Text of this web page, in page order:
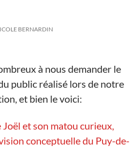
BERNARDIN
à nous demander le
public réalisé lors de notre
et bien le voici:
et son matou curieux,
conceptuelle du Puy-de-